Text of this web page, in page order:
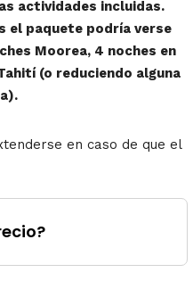
actividades incluidas.
el paquete podría verse
Moorea, 4 noches en
(o reduciendo alguna
en caso de que el